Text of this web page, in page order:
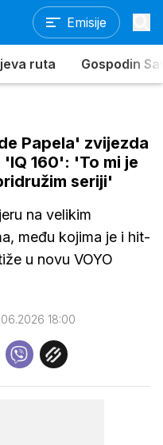
Emisije
ruta Gospodin
Papela' zvijezda
160': 'To mi je
seriji'
na velikim
među kojima je i hit-
u novu VOYO
18:00